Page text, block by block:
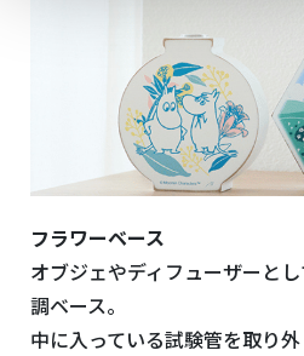
フラワーベース
オブジェやディフューザーと
調ベース。
中に入っている試験管を取り